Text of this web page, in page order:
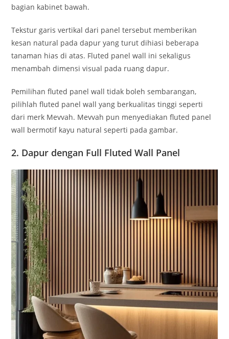
bagian kabinet bawah.
Tekstur garis vertikal dari panel tersebut memberikan
kesan natural pada dapur yang turut dihiasi beberapa
tanaman hias di atas. Fluted panel wall ini sekaligus
menambah dimensi visual pada ruang dapur.
Pemilihan fluted panel wall tidak boleh sembarangan,
pilihlah fluted panel wall yang berkualitas tinggi seperti
dari merk Mevvah. Mevvah pun menyediakan fluted panel
wall bermotif kayu natural seperti pada gambar.
2. Dapur dengan Full Fluted Wall Panel